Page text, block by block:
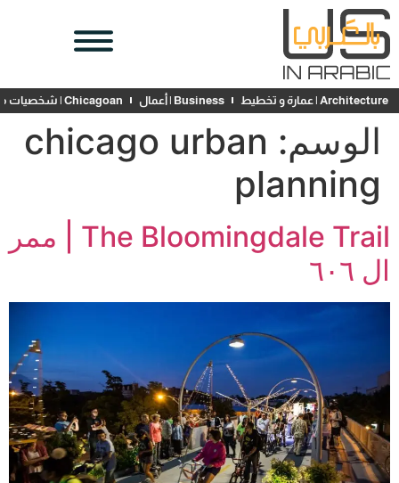
Architecture | عمارة و تخطيط Business | أعمال Chicagoan | شخصيات محلية
الوسم: chicago urban
planning
The Bloomingdale Trail | ممر
ال ٦٠٦